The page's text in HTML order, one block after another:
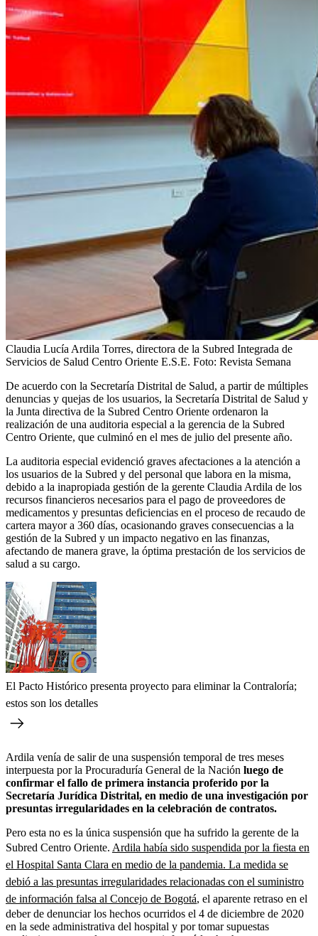
Claudia Lucía Ardila Torres, directora de la Subred Integrada de
Servicios de Salud Centro Oriente E.S.E. Foto: Revista Semana
De acuerdo con la Secretaría Distrital de Salud, a partir de múltiples
denuncias y quejas de los usuarios, la Secretaría Distrital de Salud y
la Junta directiva de la Subred Centro Oriente ordenaron la
realización de una auditoria especial a la gerencia de la Subred
Centro Oriente, que culminó en el mes de julio del presente año.
La auditoria especial evidenció graves afectaciones a la atención a
los usuarios de la Subred y del personal que labora en la misma,
debido a la inapropiada gestión de la gerente Claudia Ardila de los
recursos financieros necesarios para el pago de proveedores de
medicamentos y presuntas deficiencias en el proceso de recaudo de
cartera mayor a 360 días, ocasionando graves consecuencias a la
gestión de la Subred y un impacto negativo en las finanzas,
afectando de manera grave, la óptima prestación de los servicios de
salud a su cargo.
El Pacto Histórico presenta proyecto para eliminar la Contraloría;
estos son los detalles
Ardila venía de salir de una suspensión temporal de tres meses
interpuesta por la Procuraduría General de la Nación luego de
confirmar el fallo de primera instancia proferido por la
Secretaría Jurídica Distrital, en medio de una investigación por
presuntas irregularidades en la celebración de contratos.
Pero esta no es la única suspensión que ha sufrido la gerente de la
Subred Centro Oriente. Ardila había sido suspendida por la fiesta en
el Hospital Santa Clara en medio de la pandemia. La medida se
debió a las presuntas irregularidades relacionadas con el suministro
de información falsa al Concejo de Bogotá, el aparente retraso en el
deber de denunciar los hechos ocurridos el 4 de diciembre de 2020
en la sede administrativa del hospital y por tomar supuestas